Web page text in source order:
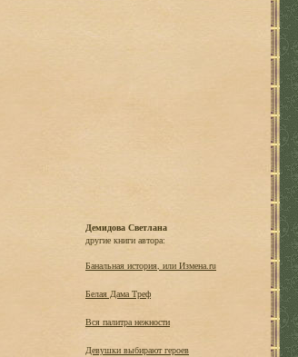
Демидова Светлана
другие книги автора:
Банальная история, или Измена.ru
Белая Дама Треф
Вся палитра нежности
Девушки выбирают героев